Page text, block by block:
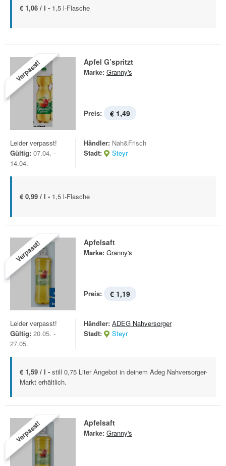
€ 1,06 / l - 1,5 l-Flasche
Verpasst! Apfel G’spritzt
Marke: Granny's
Preis: € 1,49
Leider verpasst!
Gültig: 07.04. -
14.04.
Händler: Nah&Frisch
Stadt:
Steyr
€ 0,99 / l - 1,5 l-Flasche
Verpasst! Apfelsaft
Marke: Granny's
Preis: € 1,19
Leider verpasst!
Gültig: 20.05. -
27.05.
Händler: ADEG Nahversorger
Stadt:
Steyr
€ 1,59 / l - still 0,75 Liter Angebot in deinem Adeg Nahversorger-
Markt erhältlich.
Verpasst! Apfelsaft
Marke: Granny's